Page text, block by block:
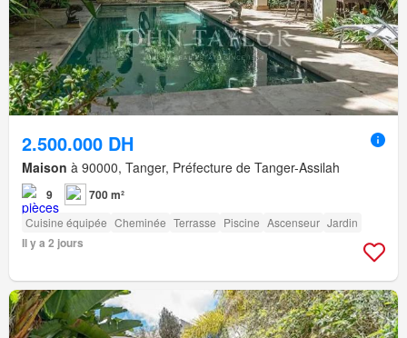
2.500.000 DH
Maison à 90000, Tanger, Préfecture de Tanger-Assilah
9 700 m²
Cuisine équipée Cheminée Terrasse Piscine Ascenseur Jardin
Il y a 2 jours